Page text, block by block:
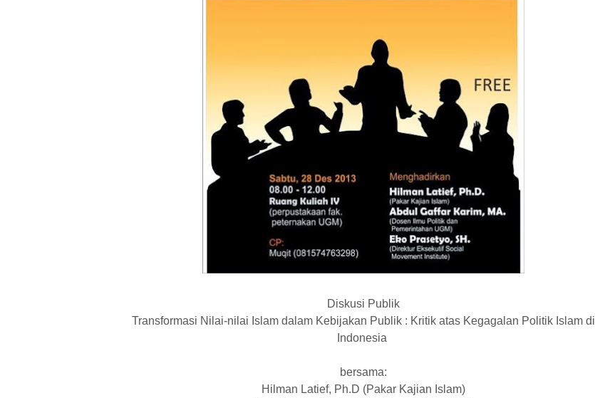
Diskusi Publik
Transformasi Nilai-nilai Islam dalam Kebijakan Publik : Kritik atas Kegagalan Politik Islam di
Indonesia
bersama:
Hilman Latief, Ph.D (Pakar Kajian Islam)